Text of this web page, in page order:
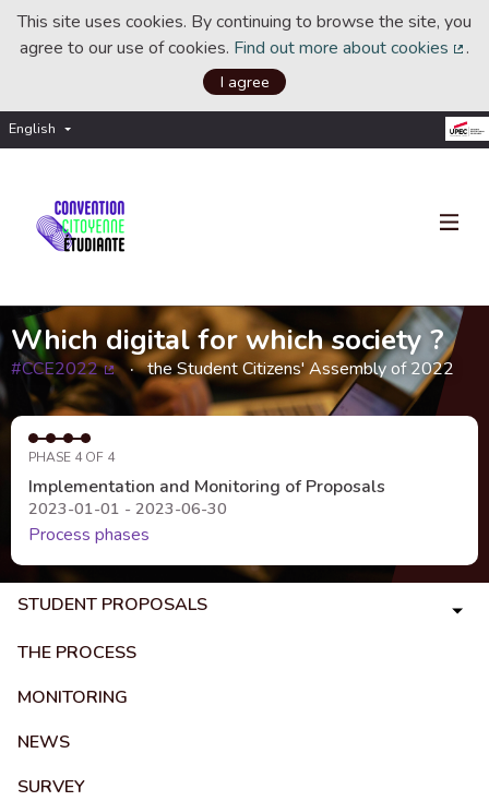
This site uses cookies. By continuing to browse the site, you
agree to our use of cookies. Find out more about cookies .
I agree
English Choisir la langue
Which digital for which society ?
#CCE2022
(External link)
the Student Citizens' Assembly of 2022
PHASE 4 OF 4
Implementation and Monitoring of Proposals
2023-01-01 - 2023-06-30
Process phases
STUDENT PROPOSALS
THE PROCESS
MONITORING
NEWS
SURVEY